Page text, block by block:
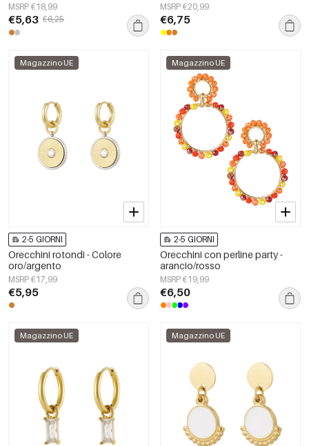
MSRP €18,99
€5,63 €6,25
MSRP €20,99
€6,75
Magazzino UE
2-5 GIORNI
Orecchini rotondi - Colore
oro/argento
MSRP €17,99
€5,95
Magazzino UE
2-5 GIORNI
Orecchini con perline party -
arancio/rosso
MSRP €19,99
€6,50
Magazzino UE Magazzino UE